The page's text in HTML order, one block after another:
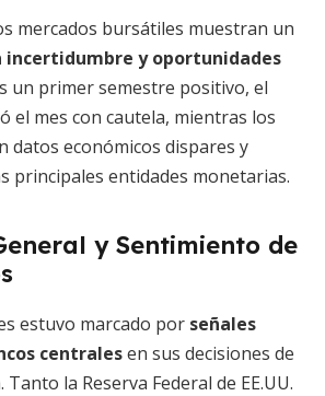
mercados bursátiles muestran un
incertidumbre y oportunidades
un primer semestre positivo, el
el mes con cautela, mientras los
datos económicos dispares y
principales entidades monetarias.
y Sentimiento de
estuvo marcado por señales
centralesen sus decisiones de
la Reserva Federal de EE.UU.